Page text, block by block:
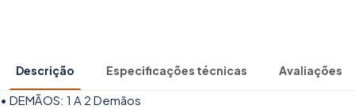
Descrição Especificações técnicas Avaliações
• DEMÃOS: 1 A 2 Demãos